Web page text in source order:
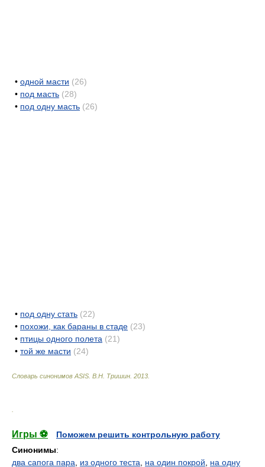
• одной масти (26)
• под масть (28)
• под одну масть (26)
• под одну стать (22)
• похожи, как бараны в стаде (23)
• птицы одного полета (21)
• той же масти (24)
Словарь синонимов ASIS. В.Н. Тришин 2013
Игры ⚽
Поможем решить контрольную работу
Синонимы:
два сапога пара
из одного теста на один покрой
на одну